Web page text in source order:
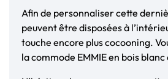
Afin de personnaliser cette
peuvent être disposées à
touche encore plus cocooning.
lacommode EMMIE en bois blanc